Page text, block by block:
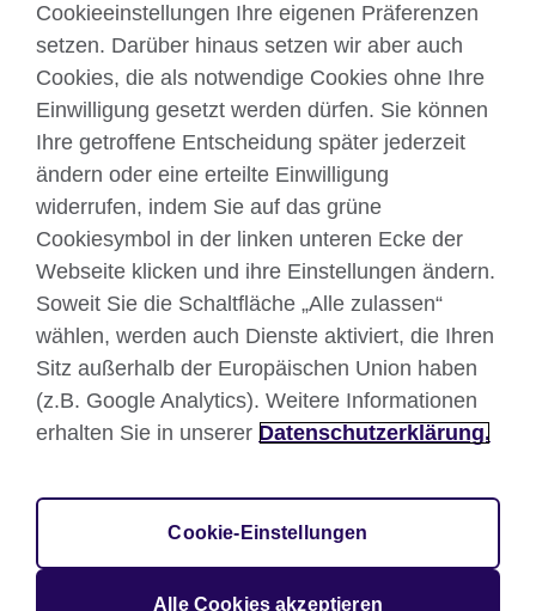
Kontakt
Facebook Twitter
YouTube
TikTok
British Council global
Datenschutzerklärung
Nutzungsbedingungen
Your comments and complaints
Cookies
Impressum
© 2026 British Council
Großbritanniens internationale Organisation für
Cookieeinstellungen Ihre eigenen Präferenzen
setzen. Darüber hinaus setzen wir aber auch
Cookies, die als notwendige Cookies ohne Ihre
Einwilligung gesetzt werden dürfen. Sie können
Ihre getroffene Entscheidung später jederzeit
ändern oder eine erteilte Einwilligung
widerrufen, indem Sie auf das grüne
Cookiesymbol in der linken unteren Ecke der
Webseite klicken und ihre Einstellungen ändern.
Soweit Sie die Schaltfläche „Alle zulassen“
wählen, werden auch Dienste aktiviert, die Ihren
Sitz außerhalb der Europäischen Union haben
(z.B. Google Analytics). Weitere Informationen
erhalten Sie in unserer Datenschutzerklärung.
Cookie-Einstellungen
Alle Cookies akzeptieren